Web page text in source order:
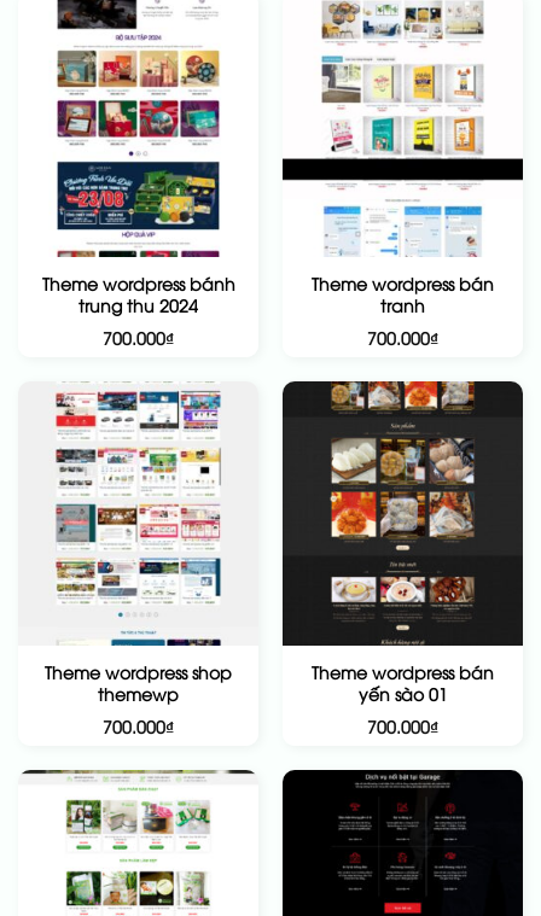
Theme wordpress bánh
trung thu 2024
700.000₫
Theme wordpress bán
tranh
700.000₫
Theme wordpress shop
themewp
700.000₫
Theme wordpress bán
yến sào 01
700.000₫